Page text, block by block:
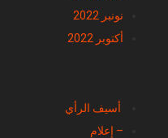
نونبر 2022
أكتوبر 2022
أسيف الرأي
– إعلام